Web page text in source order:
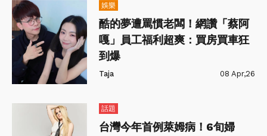
娛樂
酷的夢遭罵慣老闆！網讚「蔡阿
嘎」員工福利超爽：買房買車狂
到爆
Taja 08 Apr,26
話題
台灣今年首例萊姆病！6旬婦